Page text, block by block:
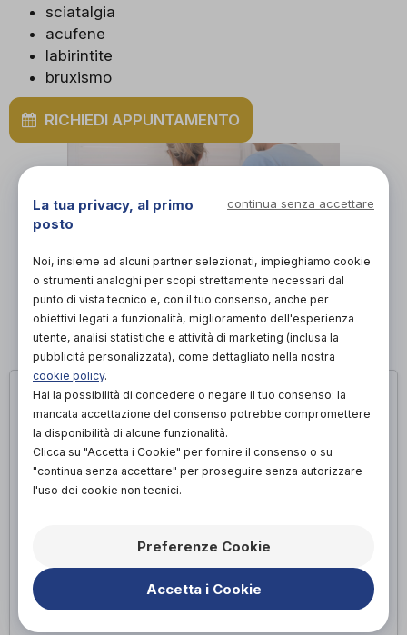
sciatalgia
acufene
labirintite
bruxismo
RICHIEDI APPUNTAMENTO
La tua privacy, al primo
posto
continua senza accettare
Noi, insieme ad alcuni partner selezionati, impieghiamo cookie
o strumenti analoghi per scopi strettamente necessari dal
punto di vista tecnico e, con il tuo consenso, anche per
obiettivi legati a funzionalità, miglioramento dell'esperienza
utente, analisi statistiche e attività di marketing (inclusa la
pubblicità personalizzata), come dettagliato nella nostra
cookie policy.
Hai la possibilità di concedere o negare il tuo consenso: la
mancata accettazione del consenso potrebbe compromettere
la disponibilità di alcune funzionalità.
Clicca su "Accetta i Cookie" per fornire il consenso o su
"continua senza accettare" per proseguire senza autorizzare
l'uso dei cookie non tecnici.
Preferenze Cookie
Accetta i Cookie